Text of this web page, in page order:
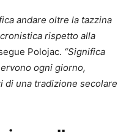
andare oltre la tazzina
rispetto alla
Polojac. “Significa
ogni giorno,
di una tradizione secolare